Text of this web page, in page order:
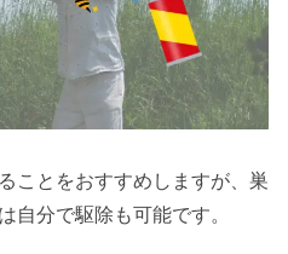
ことをおすすめしますが、巣
自分で駆除も可能です。